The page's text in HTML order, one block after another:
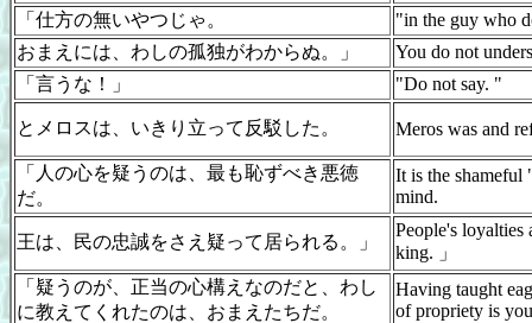
「仕方の無いやつじゃ。
"in the guy who
おまえには、わしの孤独がわからぬ。」
You do not
「言うな！」
"Do not say. "
とメロスは、いきり立って反駁した。 Meros was and
「人の心を疑うのは、最も恥ずべき悪徳
だ。
It is the shameful
mind.
王は、民の忠誠をさえ疑って居られる。」
People's loyalties
king. 」
「疑うのが、正当の心構えなのだと、わし
に教えてくれたのは、おまえたちだ。
Having taught
of propriety is